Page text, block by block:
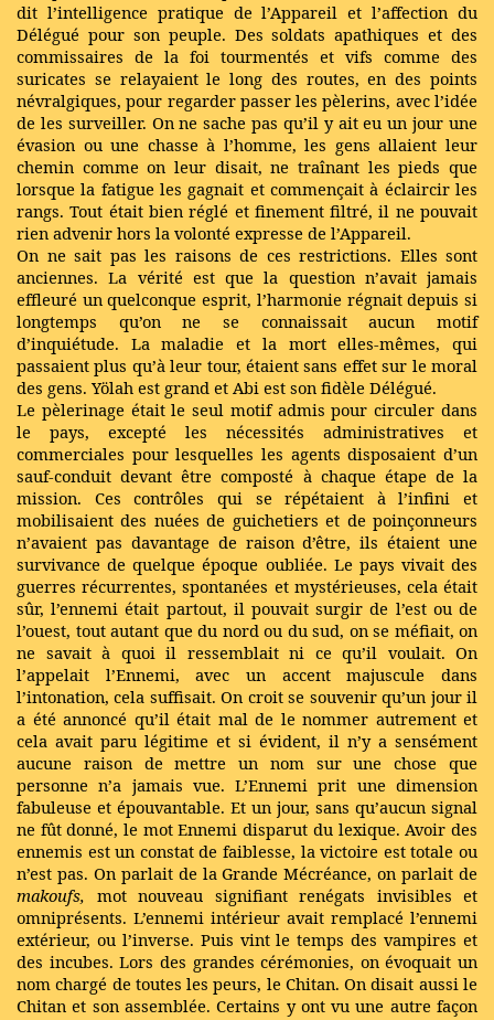
dit l’intelligence pratique de l’Appareil et l’affection du
Délégué pour son peuple. Des soldats apathiques et des
commissaires de la foi tourmentés et vifs comme des
suricates se relayaient le long des routes, en des points
névralgiques, pour regarder passer les pèlerins, avec l’idée
de les surveiller. On ne sache pas qu’il y ait eu un jour une
évasion ou une chasse à l’homme, les gens allaient leur
chemin comme on leur disait, ne traînant les pieds que
lorsque la fatigue les gagnait et commençait à éclaircir les
rangs. Tout était bien réglé et finement filtré, il ne pouvait
rien advenir hors la volonté expresse de l’Appareil.
On ne sait pas les raisons de ces restrictions. Elles sont
anciennes. La vérité est que la question n’avait jamais
effleuré un quelconque esprit, l’harmonie régnait depuis si
longtemps qu’on ne se connaissait aucun motif
d’inquiétude. La maladie et la mort elles-mêmes, qui
passaient plus qu’à leur tour, étaient sans effet sur le moral
des gens. Yölah est grand et Abi est son fidèle Délégué.
Le pèlerinage était le seul motif admis pour circuler dans
le pays, excepté les nécessités administratives et
commerciales pour lesquelles les agents disposaient d’un
sauf-conduit devant être composté à chaque étape de la
mission. Ces contrôles qui se répétaient à l’infini et
mobilisaient des nuées de guichetiers et de poinçonneurs
n’avaient pas davantage de raison d’être, ils étaient une
survivance de quelque époque oubliée. Le pays vivait des
guerres récurrentes, spontanées et mystérieuses, cela était
sûr, l’ennemi était partout, il pouvait surgir de l’est ou de
l’ouest, tout autant que du nord ou du sud, on se méfiait, on
ne savait à quoi il ressemblait ni ce qu’il voulait. On
l’appelait l’Ennemi, avec un accent majuscule dans
l’intonation, cela suffisait. On croit se souvenir qu’un jour il
a été annoncé qu’il était mal de le nommer autrement et
cela avait paru légitime et si évident, il n’y a sensément
aucune raison de mettre un nom sur une chose que
personne n’a jamais vue. L’Ennemi prit une dimension
fabuleuse et épouvantable. Et un jour, sans qu’aucun signal
ne fût donné, le mot Ennemi disparut du lexique. Avoir des
ennemis est un constat de faiblesse, la victoire est totale ou
n’est pas. On parlait de la Grande Mécréance, on parlait de
makoufs, mot nouveau signifiant renégats invisibles et
omniprésents. L’ennemi intérieur avait remplacé l’ennemi
extérieur, ou l’inverse. Puis vint le temps des vampires et
des incubes. Lors des grandes cérémonies, on évoquait un
nom chargé de toutes les peurs, le Chitan. On disait aussi le
Chitan et son assemblée. Certains y ont vu une autre façon